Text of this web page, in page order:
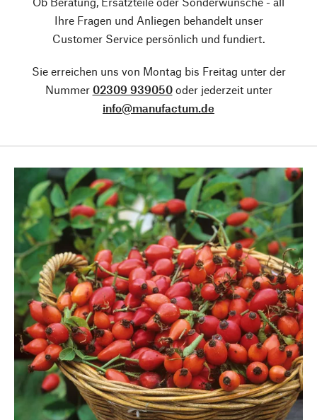
Ihre Fragen und Anliegen behandelt unser
Customer Service persönlich und fundiert.
Sie erreichen uns von Montag bis Freitag unter der
Nummer 02309 939050oder jederzeit unter
info@manufactum.de